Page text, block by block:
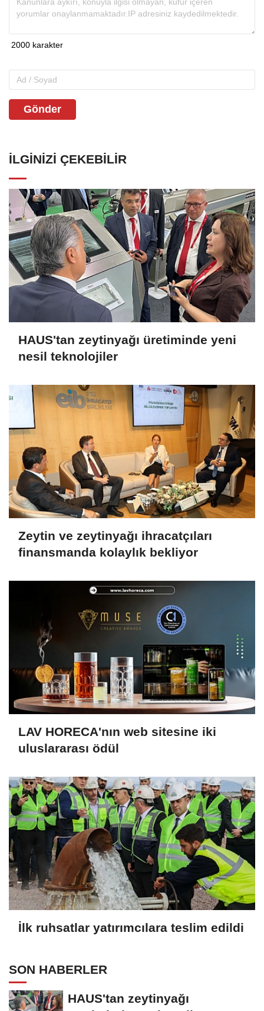
Gönder
İLGINIZI ÇEKEBILIR
HAUS'tan zeytinyağı üretiminde yeni
nesil teknolojiler
Zeytin ve zeytinyağı ihracatçıları
finansmanda kolaylık bekliyor
LAV HORECA'nın web sitesine iki
uluslararası ödül
İlk ruhsatlar yatırımcılara teslim edildi
SON HABERLER
HAUS'tan zeytinyağı